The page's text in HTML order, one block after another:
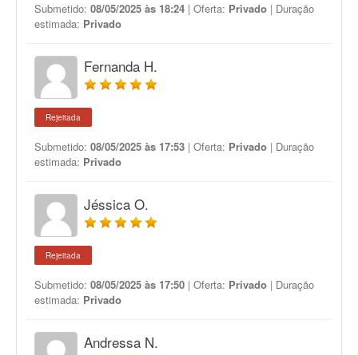
Submetido: 08/05/2025 às 18:24 | Oferta: Privado | Duração
estimada: Privado
Fernanda H.
Rejeitada
Submetido: 08/05/2025 às 17:53 | Oferta: Privado | Duração
estimada: Privado
Jéssica O.
Rejeitada
Submetido: 08/05/2025 às 17:50 | Oferta: Privado | Duração
estimada: Privado
Andressa N.